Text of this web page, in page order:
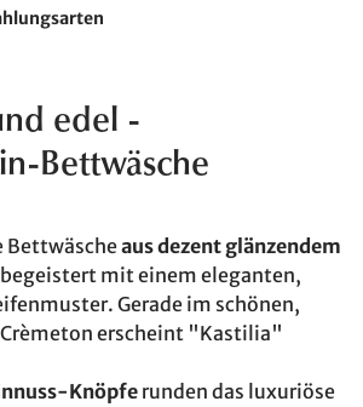
edel -
Bettwäsche
Bettwäscheaus dezent glänzendem
begeistert mit einem eleganten,
Gerade im schönen,
erscheint "Kastilia"
Knöpfe runden das luxuriöse